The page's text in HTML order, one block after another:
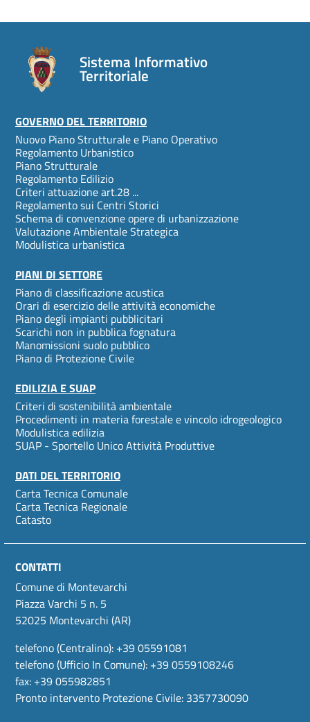
Sistema Informativo
Territoriale
Footer
menu
GOVERNO DEL TERRITORIO
Nuovo Piano Strutturale e Piano Operativo
Regolamento Urbanistico
Piano Strutturale
Regolamento Edilizio
Criteri attuazione art.28 ...
Regolamento sui Centri Storici
Schema di convenzione opere di urbanizzazione
Valutazione Ambientale Strategica
Modulistica urbanistica
PIANI DI SETTORE
Piano di classificazione acustica
Orari di esercizio delle attività economiche
Piano degli impianti pubblicitari
Scarichi non in pubblica fognatura
Manomissioni suolo pubblico
Piano di Protezione Civile
EDILIZIA E SUAP
Criteri di sostenibilità ambientale
Procedimenti in materia forestale e vincolo idrogeologico
Modulistica edilizia
SUAP - Sportello Unico Attività Produttive
DATI DEL TERRITORIO
Carta Tecnica Comunale
Carta Tecnica Regionale
Catasto
CONTATTI
Comune di Montevarchi
Piazza Varchi 5 n. 5
52025 Montevarchi (AR)
telefono (Centralino): +39 05591081
telefono (Ufficio In Comune): +39 0559108246
fax: +39 055982851
Pronto intervento Protezione Civile: 3357730090